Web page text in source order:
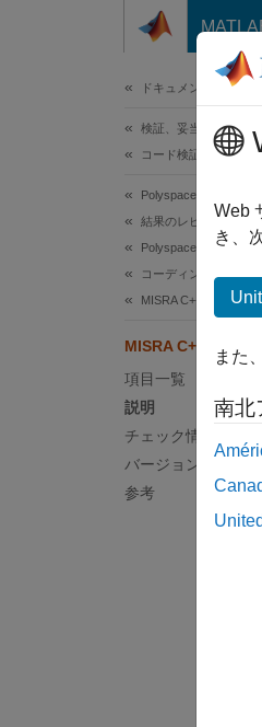
コンテンツへスキップ
ドキュメンテーション
検証、妥当性確認、テ
コード検証
Polyspace Bug Finder
結果のレビューとレポ
Polyspace Bug Finder
コーディング規約
MISRA C++:2008 ルー
MISRA C++:2008
項目一覧
説明
チェック情報
バージョン履歴
参考
Web
き、
また
南北